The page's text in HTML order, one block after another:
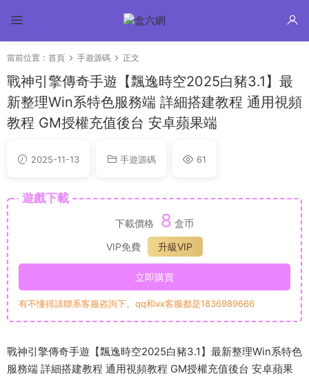
當前位置： 首頁 手遊源碼 正文
戰神引擎傳奇手遊【飄逸時空2025白豬3.1】最
新整理Win系特色服務端 詳細搭建教程 通用視頻
教程 GM授權充值後台 安卓蘋果端
2025-11-13 手遊源碼 61
遊戲下載
下載價格 8 盒币
VIP免費
升級VIP
立即購買
有不懂得請聯系客服咨詢下。qq和vx客服都是1836989666
戰神引擎傳奇手遊【飄逸時空2025白豬3.1】最新整理Win系特色
服務端 詳細搭建教程 通用視頻教程 GM授權充值後台 安卓蘋果